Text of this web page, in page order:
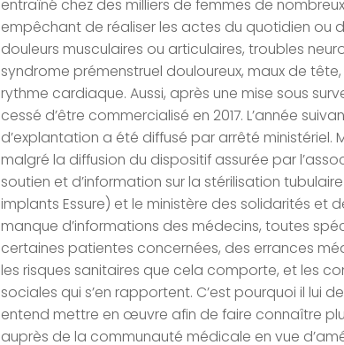
entraîné chez des milliers de femmes de
empêchant de réaliser les actes du quotidien ou
douleurs musculaires ou articulaires, troubles
syndrome prémenstruel douloureux, maux de
rythme cardiaque. Aussi, après une mise sous
cessé d’être commercialisé en 2017. L’année
d’explantation a été diffusé par arrêté ministériel.
malgré la diffusion du dispositif assurée par
soutien et d’information sur la stérilisation
implants Essure) et le ministère des solidarités et
manque d’informations des médecins, toutes
certaines patientes concernées, des errances
les risques sanitaires que cela comporte, et les
sociales qui s’en rapportent. C’est pourquoi il lui
entend mettre en œuvre afin de faire connaître
auprès de la communauté médicale en vue